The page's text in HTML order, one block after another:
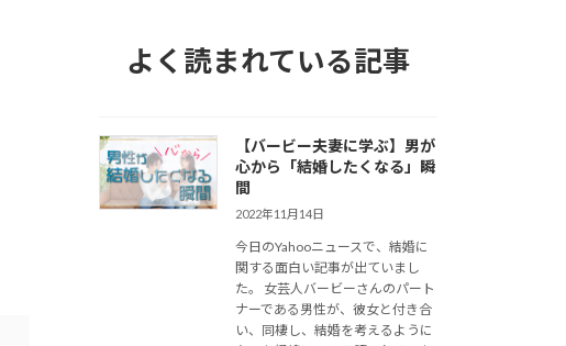
よく読まれている記事
【バービー夫妻に学ぶ】男が
心から「結婚したくなる」瞬
間
2022年11月14日
今日のYahooニュースで、結婚に
関する面白い記事が出ていまし
た。 女芸人バービーさんのパート
ナーである男性が、彼女と付き合
い、同棲し、結婚を考えるように